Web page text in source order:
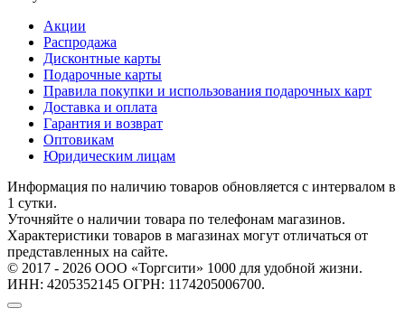
Акции
Распродажа
Дисконтные карты
Подарочные карты
Правила покупки и использования подарочных карт
Доставка и оплата
Гарантия и возврат
Оптовикам
Юридическим лицам
Информация по наличию товаров обновляется с интервалом в
1 сутки.
Уточняйте о наличии товара по телефонам магазинов.
Характеристики товаров в магазинах могут отличаться от
представленных на сайте.
© 2017 - 2026 ООО «Торгсити» 1000 для удобной жизни.
ИНН: 4205352145 ОГРН: 1174205006700.